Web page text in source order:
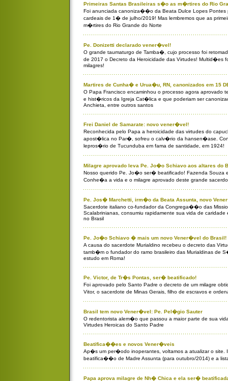
Primeiras Santas Brasileiras s�o as m�rtires do Rio
Foi anunciada canoniza��o da Beata Dulce Lopes Pontes
cardeais de 1� de julho/2019! Mas lembremos que as
m�rtires do Rio Grande do Norte
Pe. Donizetti declarado vener�vel!
O grande taumaturgo de Tamba�, cujo processo foi
de 2017 o Decreto da Heroicidade das Virtudes! Multid�es
milagres!
Martires de Cunha� e Urua�u, RN, canonizados em 15
O Papa Francisco encaminhou o processo agora aprovado
e hist�ricos da Igreja Cat�lica e que poderiam ser
Anchieta, entre outros santos
Frei Daniel de Samarate: novo vener�vel!
Reconhecida pelo Papa a heroicidade das virtudes do
apost�lica no Par�, sofreu o calv�rio da hansen�ase.
lepros�rio de Tucunduba em fama de santidade, em 1924!
Milagre aprovado leva Pe. Jo�o Schiavo aos altares do
Nosso querido Pe. Jo�o ser� beatificado! Fazenda Souza
Conhe�a a vida e o milagre aprovado deste grande
Pe. Jos� Marchetti, irm�o da Beata Assunta, novo
Sacerdote italiano co-fundador da Congrega��o das
Scalabrinianas, consumiu rapidamente sua vida de
no Brasil
Pe. Jo�o Schiavo � mais um novo Vener�vel do Brasil!
A causa do sacerdote Murialdino recebeu o decreto das
tamb�m o fundador do ramo brasileiro das Murialdinas de
estudo em Roma!
Pe. Victor, de Tr�s Pontas, ser� beatificado!
Foi aprovado pelo Santo Padre o decreto de um milagre
Vitor, o sacerdote de Minas Gerais, filho de escravos e
Brasil tem novo Vener�vel: Pe. Pel�gio Sauter
O redentorista alem�o que passou a maior parte de sua
Virtudes Heroicas do Santo Padre
Beatifica��es e novos Vener�veis
Ap�s um per�odo inoperantes, voltamos a atualizar o
beatifica��o de Madre Assunta (para outubro/2014) e a
Papa aprova milagre de Nh� Chica e ela ser�